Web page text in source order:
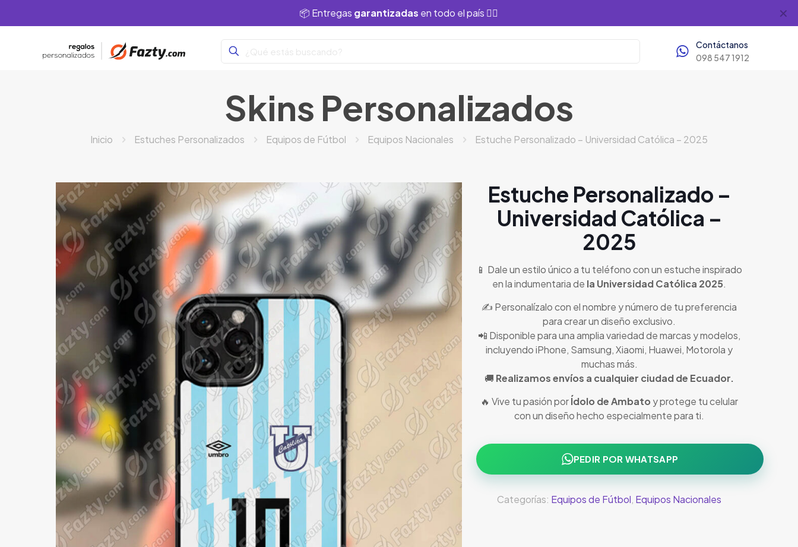
📦 Entregas garantizadas en todo el país 👌🏻 ✕
Contáctanos
098 547 1912
Skins Personalizados
Inicio Estuches Personalizados Equipos de Fútbol Equipos Nacionales Estuche Personalizado – Universidad Católica – 2025
Estuche Personalizado –
Universidad Católica –
2025
📱 Dale un estilo único a tu teléfono con un estuche inspirado
en la indumentaria de la Universidad Católica 2025.
✍️ Personalízalo con el nombre y número de tu preferencia
para crear un diseño exclusivo.
📲 Disponible para una amplia variedad de marcas y modelos,
incluyendo iPhone, Samsung, Xiaomi, Huawei, Motorola y
muchas más.
🚚 Realizamos envíos a cualquier ciudad de Ecuador.
🔥 Vive tu pasión porÍdolo de Ambato y protege tu celular
con un diseño hecho especialmente para ti.
PEDIR POR WHATSAPP
Categorías: Equipos de Fútbol Equipos Nacionales